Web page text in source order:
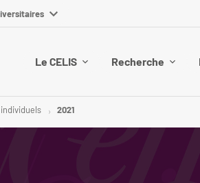
Le CELIS Recherche
2021